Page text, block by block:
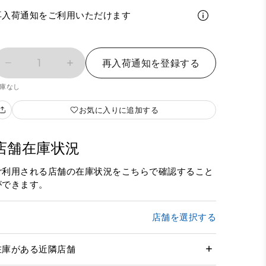
入荷通知をご利用いただけます
1 再入荷通知を登録する
なし
お気に入りに追加する
舗在庫状況
利用される店舗の在庫状況をこちらで確認すること
きます。
店舗を選択する
庫がある近隣店舗